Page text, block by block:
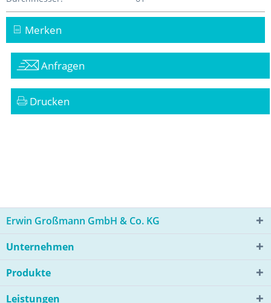
Merken
Anfragen
Drucken
Erwin Großmann GmbH & Co. KG
Unternehmen
Produkte
Leistungen